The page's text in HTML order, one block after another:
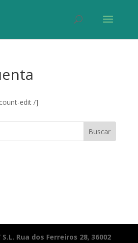
edit /]
S.L. Rua dos Ferreiros 28, 36002